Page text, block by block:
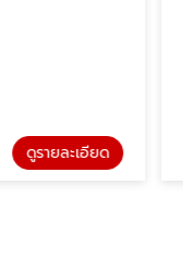
ดูรายละเอียด